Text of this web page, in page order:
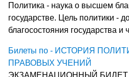
Политика - наука о высшем
государстве. Цель политики -
благосостояния государства и
Билеты по - ИСТОРИЯ
ПРАВОВЫХ УЧЕНИЙ
ЭКЗАМЕНАЦИОННЫЙ БИЛЕТ